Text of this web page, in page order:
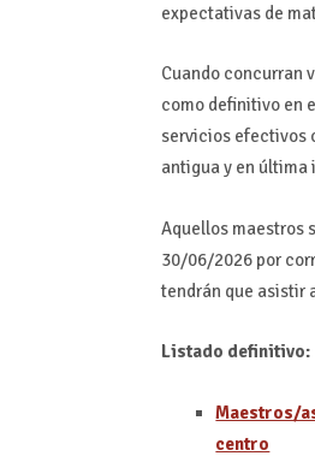
expectativas de
Cuando concurran
como definitivo en
servicios efectivos
antigua y en última
Aquellos maestros
30/06/2026 por
tendrán que asistir
Listado definitivo:
Maestros/
centro